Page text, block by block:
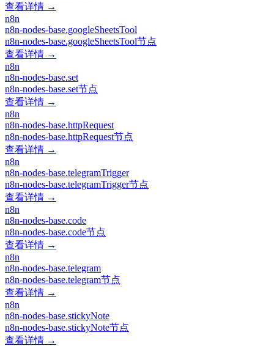
查看详情 →
n8n
n8n-nodes-base.googleSheetsTool
n8n-nodes-base.googleSheetsTool节点
查看详情 →
n8n
n8n-nodes-base.set
n8n-nodes-base.set节点
查看详情 →
n8n
n8n-nodes-base.httpRequest
n8n-nodes-base.httpRequest节点
查看详情 →
n8n
n8n-nodes-base.telegramTrigger
n8n-nodes-base.telegramTrigger节点
查看详情 →
n8n
n8n-nodes-base.code
n8n-nodes-base.code节点
查看详情 →
n8n
n8n-nodes-base.telegram
n8n-nodes-base.telegram节点
查看详情 →
n8n
n8n-nodes-base.stickyNote
n8n-nodes-base.stickyNote节点
查看详情 →